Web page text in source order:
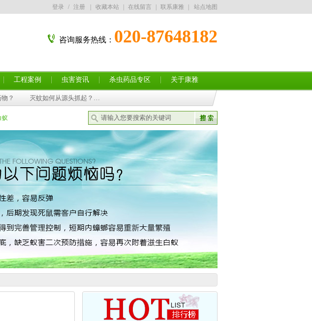
登录 / 注册 收藏本站 在线留言 联系康雅 站点地图
咨询服务热线： 020-87648182
工程案例 虫害资讯 杀虫药品专区 关于康雅
？ 灭蚊如何从源头抓起？…
蚁